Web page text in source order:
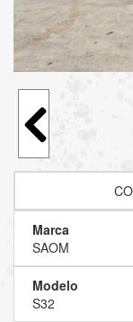
Marca
SAOM
Modelo
S32